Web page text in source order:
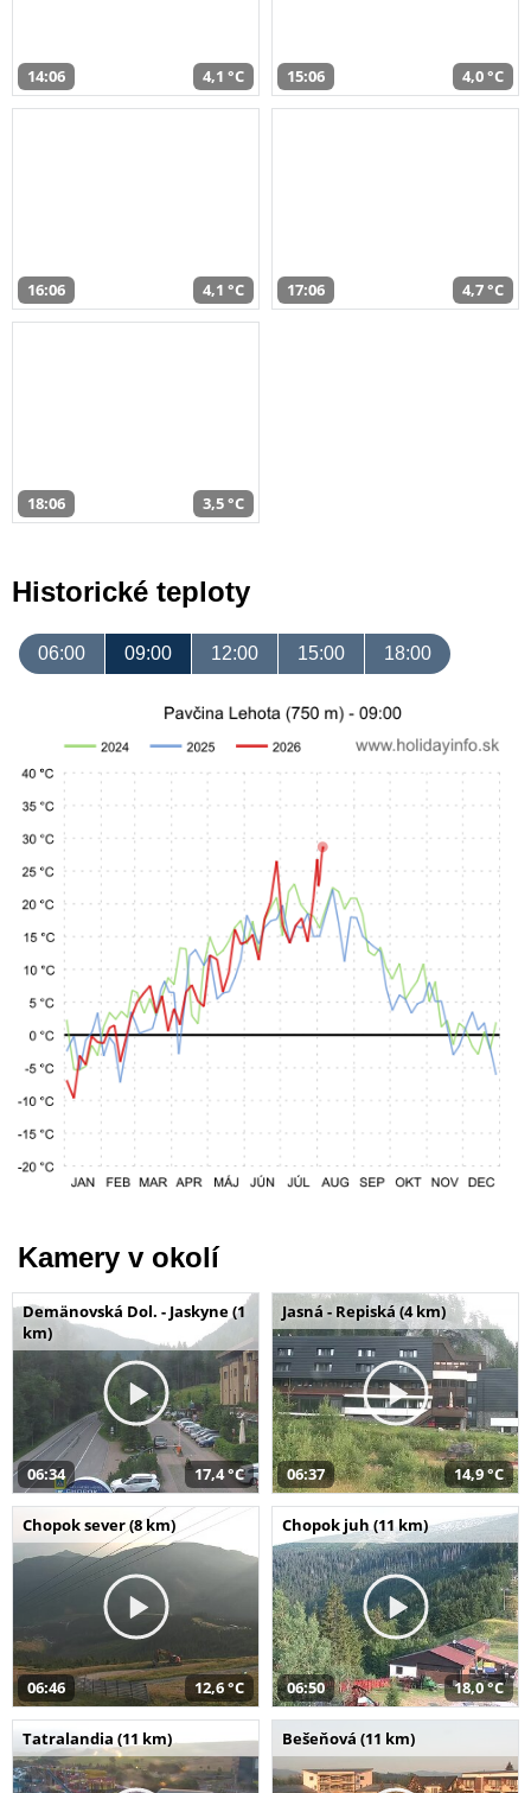
14:06 4,1 °C 15:06 4,0 °C
16:06 4,1 °C 17:06 4,7 °C
18:06 3,5 °C
Historické teploty
06:00 09:00 12:00 15:00 18:00
Kamery v okolí
Demänovská Dol. - Jaskyne (1
km)
06:34 17,4 °C
Jasná - Repiská (4 km)
06:37 14,9 °C
Chopok sever (8 km)
06:46 12,6 °C
Chopok juh (11 km)
06:50 18,0 °C
Tatralandia (11 km) Bešeňová (11 km)